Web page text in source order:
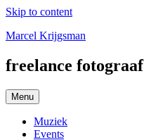
Skip to content
Marcel Krijgsman
freelance fotograaf
Menu
Muziek
Events